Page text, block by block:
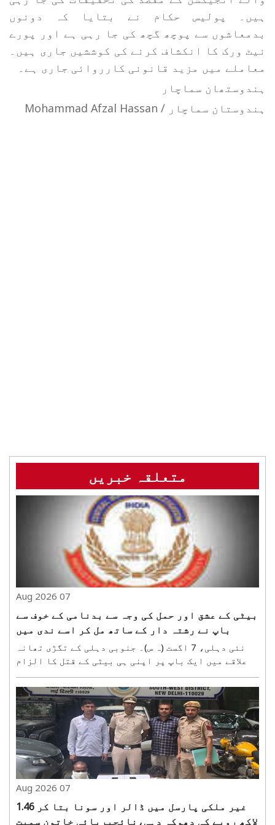
ہیں۔ پولیس حکام نے بتایا کہ دونوں
بدمعاشوں سے پوچھ گچھ کی جا رہی ہے اور پورے
نیٹ ورک کا انکشاف کرنے کی کوششیں جاری ہیں۔
معاملے میں مزید قانونی کارروائی جاری ہے۔
ہندوستھان سماچار
ہندوستان سماچار / Mohammad Afzal Hassan
متعلقہ خبریں
07 Aug 2026
بیٹی کے عشق اور حمل کی وجہ سے بدنامی کے خوف سے
باپ نے رشتہ دار کے ساتھ مل کر اسے ندی میں
ڈبوکر مار ڈالا
نئی دہلی، 7 اگست (ہ س)۔ جنوبی دہلی کے تگڑی تھانہ
علاقے میں ایک باپ پر اپنی ہی بیٹی کے قتل کا الزام
کہ شادی سے قبل بیٹی کے حمل کا انکشاف ہونے پر باپ
کو سماجی بدنامی کا خدشہ تھا۔ اس لیے وہ ایک رشتہ
دار..
07 Aug 2026
غیر ملکی پارسل میں ڈالر اور سونا بتا کر 1.46
لاکھ روپے کی دھوکہ دہی،نائجیریائی خاتون سمیت